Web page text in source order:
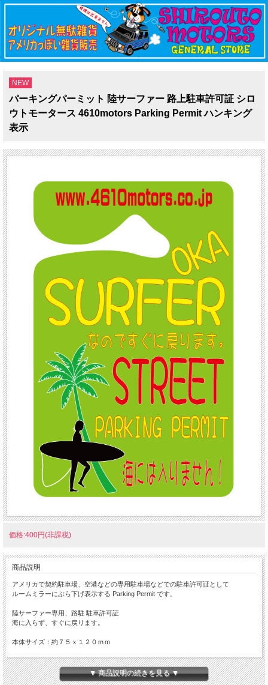
NEW
パーキングパーミット 陸サーファー 路上駐車許可証 シロ
ウトモータース 4610motors Parking Permit ハンキング
表示
価格:400円(非課税)
商品説明
アメリカで契約駐車場、空港などの専用駐車場などでの駐車許可証として
ルームミラーにぶら下げ表示する Parking Permit です。
陸サーファー専用、路駐 駐車許可証
海に入らず、すぐに戻ります。
本体サイズ：約７５ｘ１２０ｍｍ
Made in JAPAN
ルームミラーの構造により、ParkingPermitをぶら下げた時
▼ 商品説明の続きを見る ▼